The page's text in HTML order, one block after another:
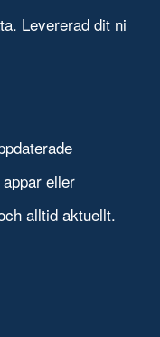
Levererad dit ni
eller
alltid aktuellt.